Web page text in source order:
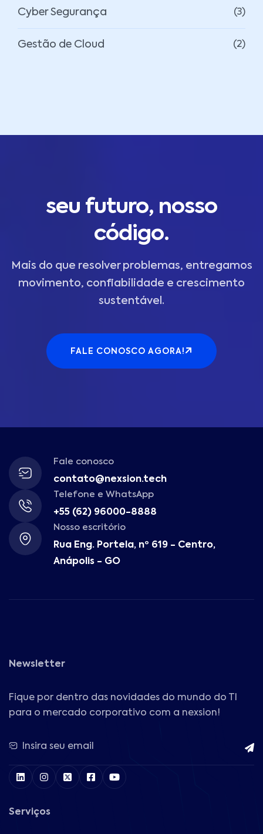
Cyber Segurança (3)
Gestão de Cloud (2)
seu futuro, nosso
código.
Mais do que resolver problemas, entregamos
movimento, confiabilidade e crescimento
sustentável.
FALE CONOSCO AGORA!
Fale conosco
contato@nexsion.tech
Telefone e WhatsApp
+55 (62) 96000-8888
Nosso escritório
Rua Eng. Portela, nº 619 - Centro,
Anápolis - GO
Newsletter
Fique por dentro das novidades do mundo do TI
para o mercado corporativo com a nexsion!
Serviços